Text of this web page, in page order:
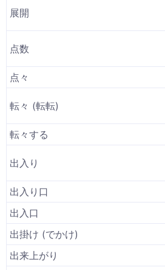
展開
点数
点々
転々 (転転)
転々する
出入り
出入り口
出入口
出掛け (でかけ)
出来上がり